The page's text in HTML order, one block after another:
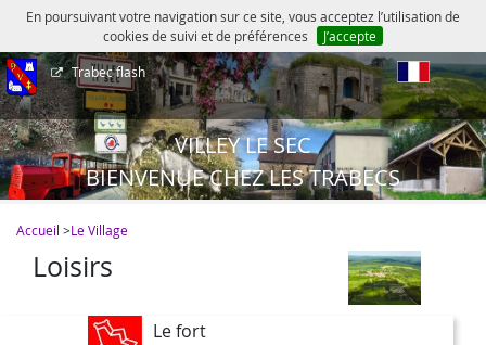
En poursuivant votre navigation sur ce site, vous acceptez l’utilisation de
cookies de suivi et de préférences
J’accepte
Trabec flash
VILLEY LE SEC
BIENVENUE CHEZ LES TRABECS
Accueil >Le Village
Loisirs
Le fort